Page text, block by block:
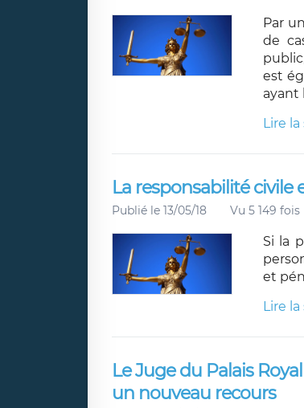
Par
de
est
ayant
Lire
La responsabilité
Publié le 13/05/18 Vu 5 149 fois
Si la
et
Lire
Le Juge du Palais
un nouveau recours